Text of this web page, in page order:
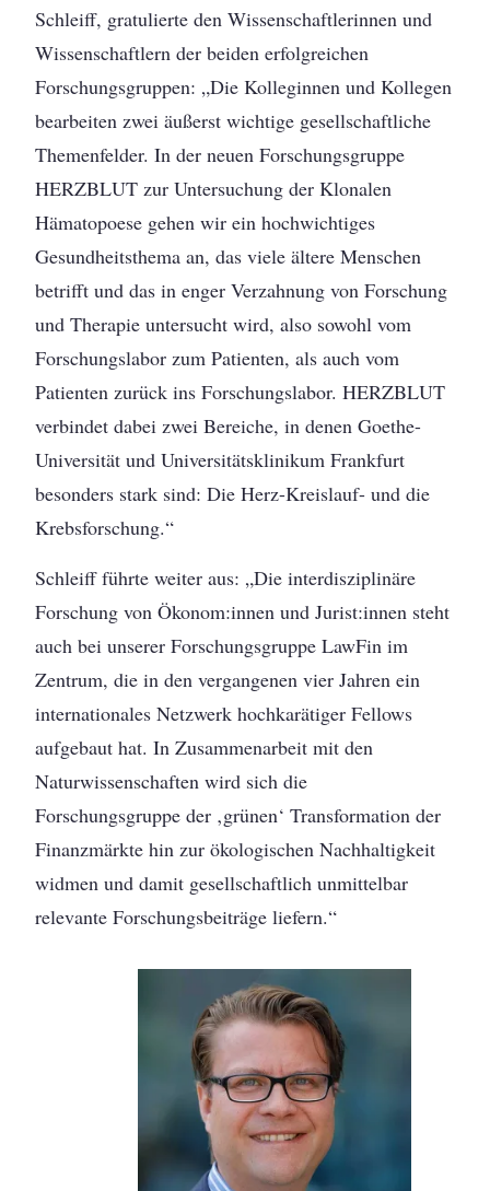
Schleiff, gratulierte den Wissenschaftlerinnen und
Wissenschaftlern der beiden erfolgreichen
Forschungsgruppen: „Die Kolleginnen und Kollegen
bearbeiten zwei äußerst wichtige gesellschaftliche
Themenfelder. In der neuen Forschungsgruppe
HERZBLUT zur Untersuchung der Klonalen
Hämatopoese gehen wir ein hochwichtiges
Gesundheitsthema an, das viele ältere Menschen
betrifft und das in enger Verzahnung von Forschung
und Therapie untersucht wird, also sowohl vom
Forschungslabor zum Patienten, als auch vom
Patienten zurück ins Forschungslabor. HERZBLUT
verbindet dabei zwei Bereiche, in denen Goethe-
Universität und Universitätsklinikum Frankfurt
besonders stark sind: Die Herz-Kreislauf- und die
Krebsforschung.“
Schleiff führte weiter aus: „Die interdisziplinäre
Forschung von Ökonom:innen und Jurist:innen steht
auch bei unserer Forschungsgruppe LawFin im
Zentrum, die in den vergangenen vier Jahren ein
internationales Netzwerk hochkarätiger Fellows
aufgebaut hat. In Zusammenarbeit mit den
Naturwissenschaften wird sich die
Forschungsgruppe der ‚grünen‘ Transformation der
Finanzmärkte hin zur ökologischen Nachhaltigkeit
widmen und damit gesellschaftlich unmittelbar
relevante Forschungsbeiträge liefern.“